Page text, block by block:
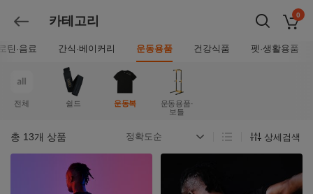
뒤로가기카테고리 장바구
0
틴·음료 간식·베이커리 운동용품 건강식품 펫·생활용품
전체 쉴드 운동복
운동용품·
보틀
총 13개 상품 상세검색
자세히